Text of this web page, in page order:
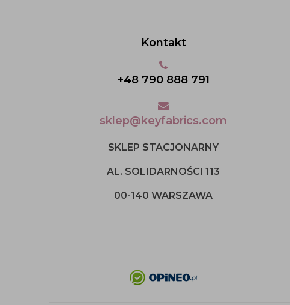
Kontakt
+48 790 888 791
sklep@keyfabrics.com
SKLEP STACJONARNY
AL. SOLIDARNOŚCI 113
00-140 WARSZAWA